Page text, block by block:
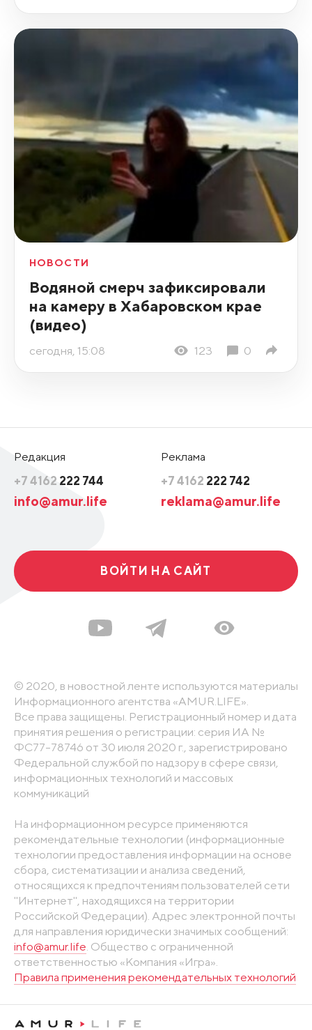
НОВОСТИ
Водяной смерч зафиксировали
на камеру в Хабаровском крае
(видео)
сегодня, 15:08 123 0
Редакция
+7 4162 222 744
info@amur.life
Реклама
+7 4162 222 742
reklama@amur.life
ВОЙТИ НА САЙТ
© 2020, в новостной ленте используются материалы
Информационного агентства «AMUR.LIFE».
Все права защищены. Регистрационный номер и дата
принятия решения о регистрации: серия ИА №
ФС77-78746 от 30 июля 2020 г., зарегистрировано
Федеральной службой по надзору в сфере связи,
информационных технологий и массовых
коммуникаций
На информационном ресурсе применяются
рекомендательные технологии (информационные
технологии предоставления информации на основе
сбора, систематизации и анализа сведений,
относящихся к предпочтениям пользователей сети
"Интернет", находящихся на территории
Российской Федерации). Адрес электронной почты
для направления юридически значимых сообщений:
info@amur.life. Общество с ограниченной
ответственностью «Компания «Игра».
Правила применения рекомендательных технологий